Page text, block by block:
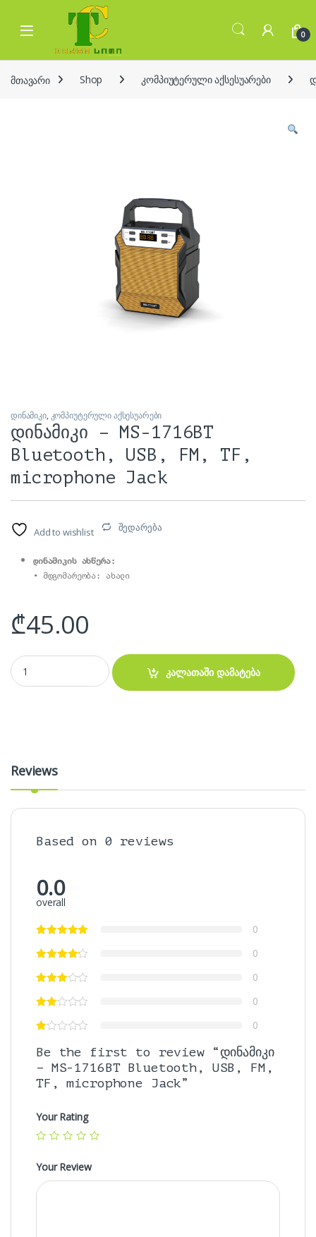
Skip to navigation
Skip to content
Open 0
მთავარი Shop კომპიუტერული აქსესუარები
დინამიკი, კომპიუტერული აქსესუარები
დინამიკი – MS-1716BT
Bluetooth, USB, FM, TF,
microphone Jack
Add to wishlist შედარება
დინამიკის ახწერა:
₾45.00
დინამიკი - MS-1716BT Bluetooth, USB, FM, TF, microphone Jack
კალათაში დამატება
Reviews
Based on 0 reviews
0.0
overall
0
0
0
0
0
Be the first to review “დინამიკი
– MS-1716BT Bluetooth, USB, FM,
TF, microphone Jack”
Your Rating
Your Review